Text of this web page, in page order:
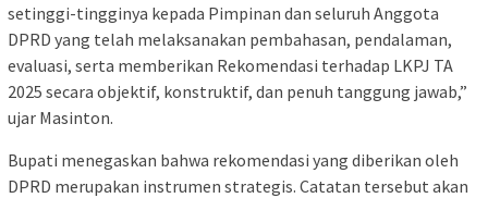
setinggi-tingginya kepada Pimpinan dan seluruh Anggota
DPRD yang telah melaksanakan pembahasan, pendalaman,
evaluasi, serta memberikan Rekomendasi terhadap LKPJ TA
2025 secara objektif, konstruktif, dan penuh tanggung jawab,”
ujar Masinton.
Bupati menegaskan bahwa rekomendasi yang diberikan oleh
DPRD merupakan instrumen strategis. Catatan tersebut akan